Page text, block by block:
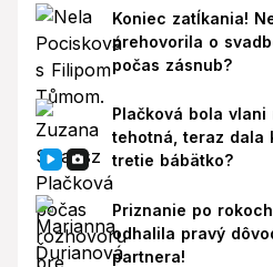
Koniec zatĺkania!
prehovorila o
počas zásnub?
Plačková bola vlani
tehotná, teraz dala
tretie bábätko?
Priznanie po
odhalila pravý
partnera!